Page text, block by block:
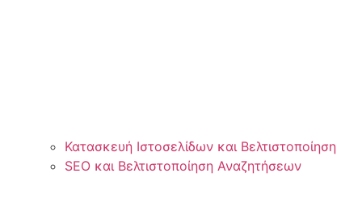
Κατασκευή Ιστοσελίδων και Βελτιστοποίηση
SEO και Βελτιστοποίηση Αναζητήσεων